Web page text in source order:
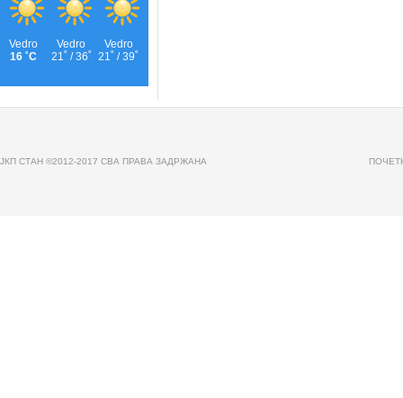
JКП СТАН ©2012-2017 СВА ПРАВА ЗАДРЖАНА